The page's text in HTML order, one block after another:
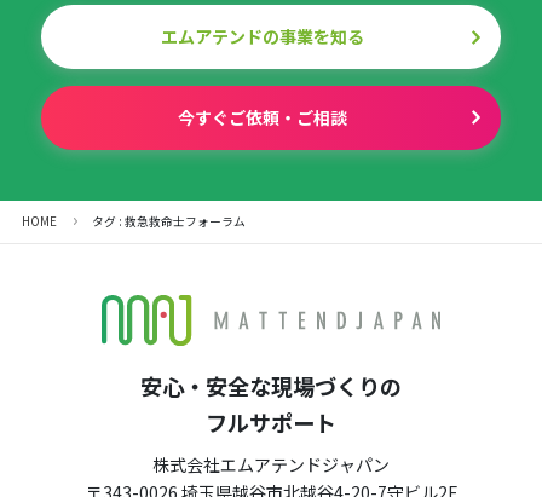
エムアテンドの事業を知る
今すぐご依頼・ご相談
HOME タグ : 救急救命士フォーラム
安心・安全な現場づくりの
フルサポート
株式会社エムアテンドジャパン